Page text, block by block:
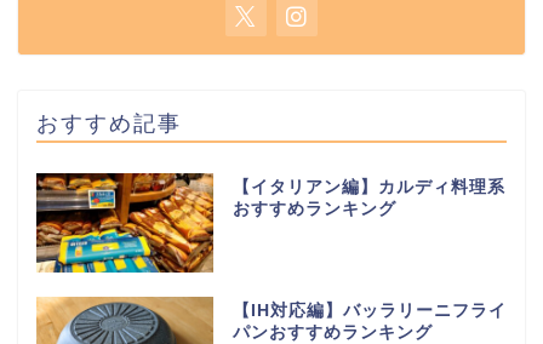
おすすめ記事
【イタリアン編】カルディ料理系
おすすめランキング
【IH対応編】バッラリーニフライ
パンおすすめランキング